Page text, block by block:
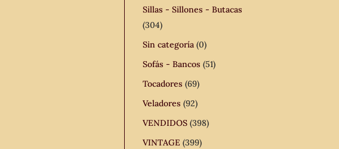
Sillas - Sillones - Butacas
(304)
Sin categoría (0)
Sofás - Bancos (51)
Tocadores (69)
Veladores (92)
VENDIDOS (398)
VINTAGE (399)